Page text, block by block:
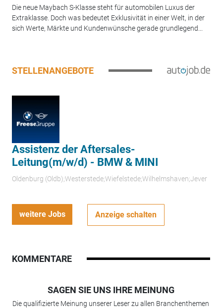
Die neue Maybach S-Klasse steht für automobilen Luxus der
Extraklasse. Doch was bedeutet Exklusivität in einer Welt, in der
sich Werte, Märkte und Kundenwünsche gerade grundlegend...
STELLENANGEBOTE
Assistenz der Aftersales-
Leitung(m/w/d) - BMW & MINI
Oldenburg (Oldb);Westerstede;Wiefelstede;Wilhelmshaven;Jever
weitere Jobs Anzeige schalten
KOMMENTARE
SAGEN SIE UNS IHRE MEINUNG
Die qualifizierte Meinung unserer Leser zu allen Branchenthemen